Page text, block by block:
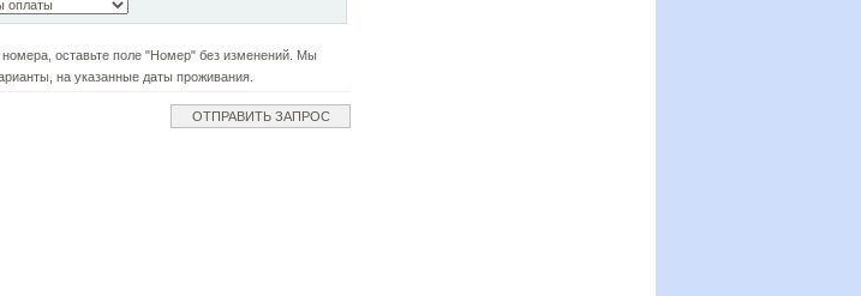
оставьте поле "Номер" без изменений. Мы
на указанные даты проживания.